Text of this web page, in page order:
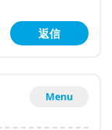
返信
Menu